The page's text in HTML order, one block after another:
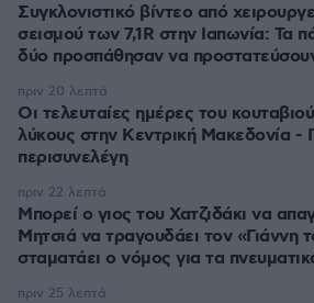
Συγκλονιστικό βίντεο από
σεισμού των 7,1R στην Ιαπωνία: Τα
δύο προσπάθησαν να
Οι τελευταίες ημέρες του
λύκους στην Κεντρική Μακεδονία -
περισυνελέγη
πριν 20 λεπτά
Μπορεί ο γιος του Χατζιδάκι να
Μητσιά να τραγουδάει τον «Γιάννη
σταματάει ο νόμος για τα
πριν 22 λεπτά
πριν 25 λεπτά